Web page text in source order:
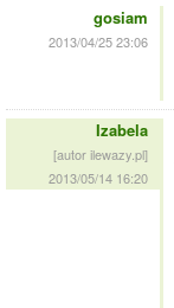
gosiam
2013/04/25 23:06
Izabela
[autor ilewazy.pl]
2013/05/14 16:20